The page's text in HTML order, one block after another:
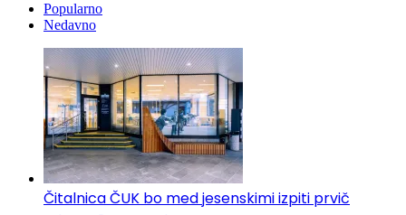
Popularno
Nedavno
Čitalnica ČUK bo med jesenskimi izpiti prvič